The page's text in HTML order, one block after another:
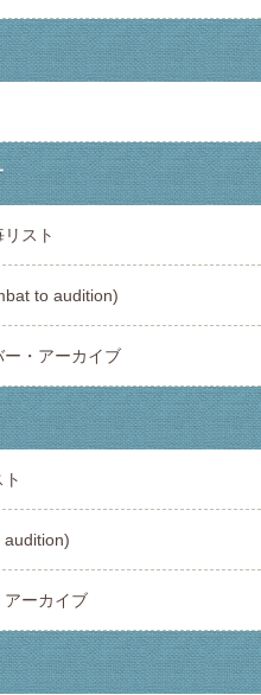
スト
to audition)
・アーカイブ
audition)
アーカイブ